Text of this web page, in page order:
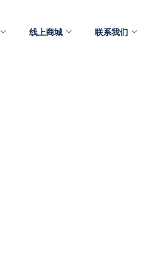
线上商城 联系我们